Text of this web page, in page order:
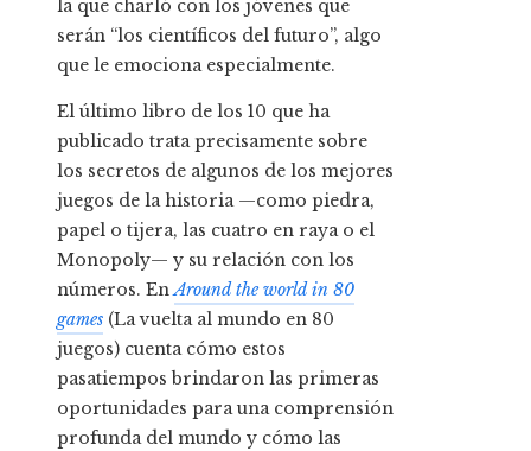
la que charló con los jóvenes que
serán “los científicos del futuro”, algo
que le emociona especialmente.
El último libro de los 10 que ha
publicado trata precisamente sobre
los secretos de algunos de los mejores
juegos de la historia —como piedra,
papel o tijera, las cuatro en raya o el
Monopoly— y su relación con los
números. EnAround the world in 80
games (La vuelta al mundo en 80
juegos) cuenta cómo estos
pasatiempos brindaron las primeras
oportunidades para una comprensión
profunda del mundo y cómo las